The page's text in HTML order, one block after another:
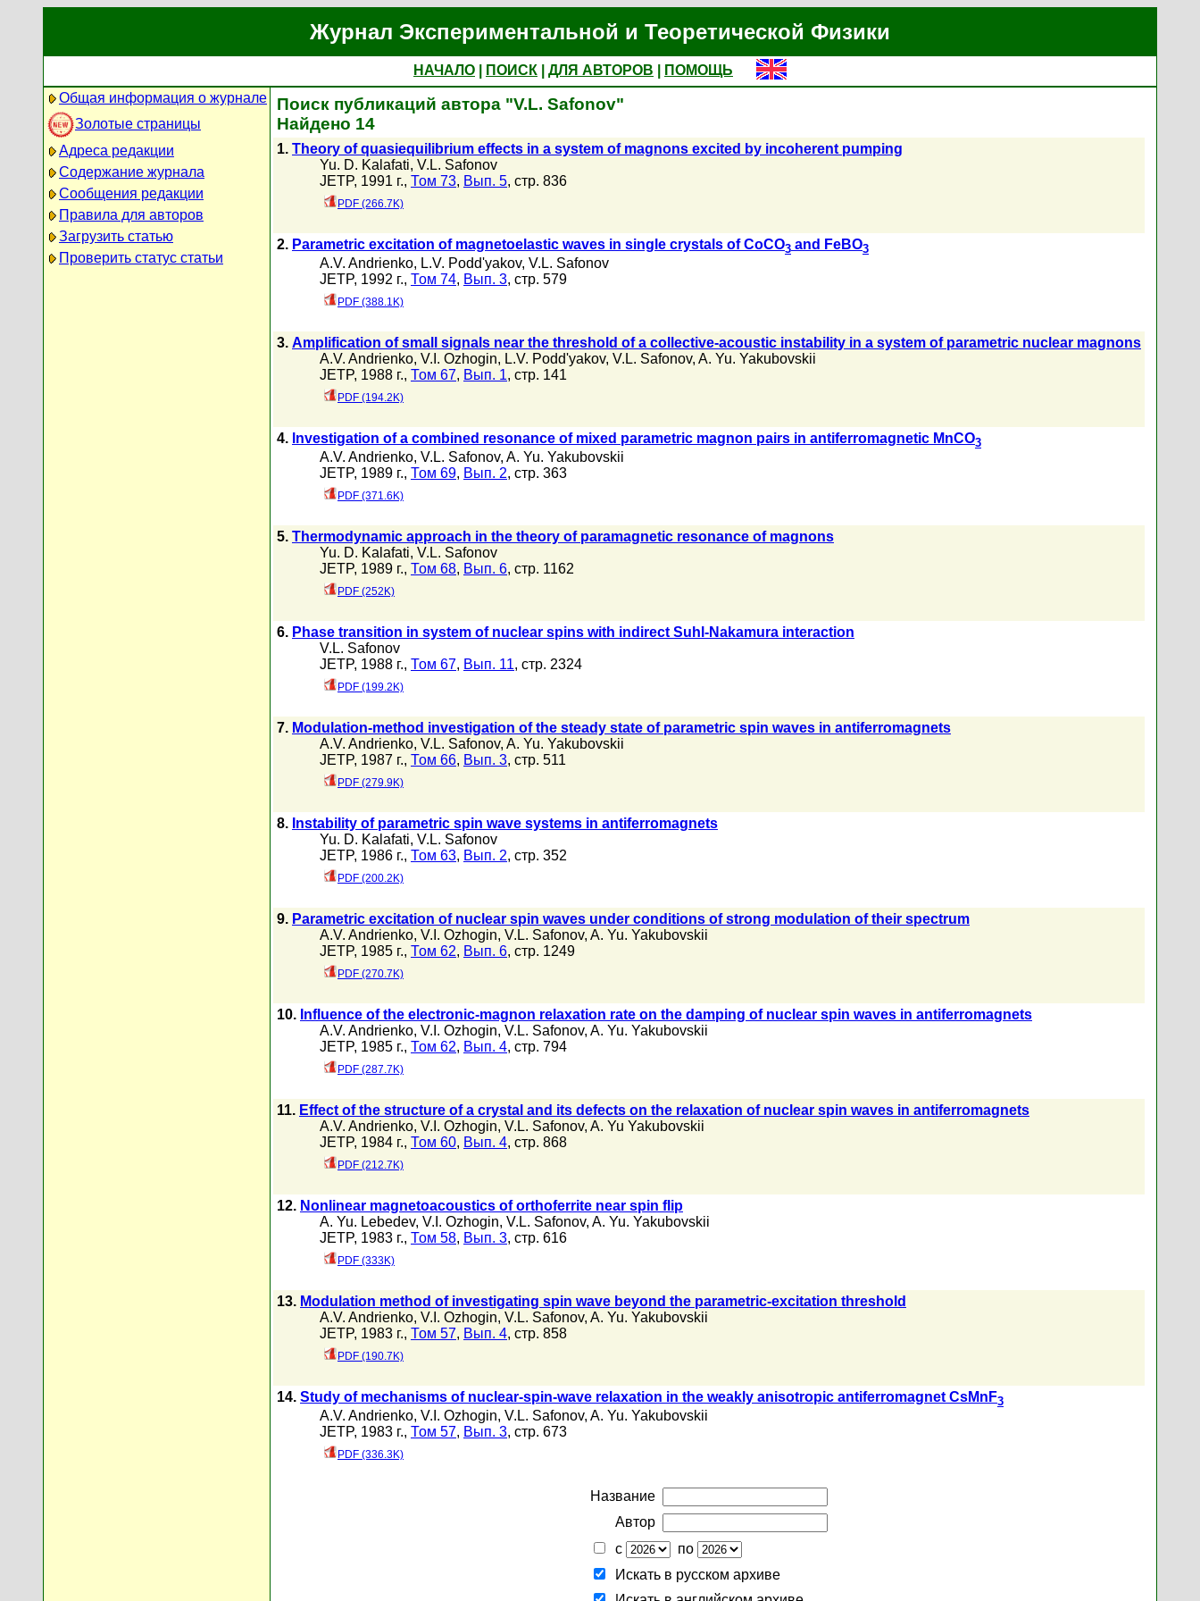
Журнал Экспериментальной и Теоретической Физики
НАЧАЛО ПОИСК ДЛЯ АВТОРОВ
ПОМОЩЬ
Общая информация о журнале
Золотые страницы
Адреса редакции
Содержание журнала
Сообщения редакции
Правила для авторов
Загрузить статью
Проверить статус статьи
Поиск публикаций автора "V.L. Safonov"
Найдено 14
1. Theory of quasiequilibrium effects in a system of magnons excited by incoherent pumping
Yu. D. Kalafati, V.L. Safonov
JETP, 1991 г., Том 73, Вып. 5, стр. 836
PDF (266.7K)
2. Parametric excitation of magnetoelastic waves in single crystals of CoCO3 and FeBO3
A.V. Andrienko, L.V. Podd'yakov, V.L. Safonov
JETP, 1992 г., Том 74, Вып. 3, стр. 579
PDF (388.1K)
3. Amplification of small signals near the threshold of a collective-acoustic instability in a system of parametric nuclear magnons
A.V. Andrienko, V.I. Ozhogin, L.V. Podd'yakov, V.L. Safonov, A. Yu. Yakubovskii
JETP, 1988 г., Том 67, Вып. 1, стр. 141
PDF (194.2K)
4. lnvestigation of a combined resonance of mixed parametric magnon pairs in antiferromagnetic MnCO3
A.V. Andrienko, V.L. Safonov, A. Yu. Yakubovskii
JETP, 1989 г., Том 69, Вып. 2, стр. 363
PDF (371.6K)
5. Thermodynamic approach in the theory of paramagnetic resonance of magnons
Yu. D. Kalafati, V.L. Safonov
JETP, 1989 г., Том 68, Вып. 6, стр. 1162
PDF (252K)
6. Phase transition in system of nuclear spins with indirect Suhl-Nakamura interaction
V.L. Safonov
JETP, 1988 г., Том 67, Вып. 11, стр. 2324
PDF (199.2K)
7. Modulation-method investigation of the steady state of parametric spin waves in antiferromagnets
A.V. Andrienko, V.L. Safonov, A. Yu. Yakubovskii
JETP, 1987 г., Том 66, Вып. 3, стр. 511
PDF (279.9K)
8. Instability of parametric spin wave systems in antiferromagnets
Yu. D. Kalafati, V.L. Safonov
JETP, 1986 г., Том 63, Вып. 2, стр. 352
PDF (200.2K)
9. Parametric excitation of nuclear spin waves under conditions of strong modulation of their spectrum
A.V. Andrienko, V.I. Ozhogin, V.L. Safonov, A. Yu. Yakubovskii
JETP, 1985 г., Том 62, Вып. 6, стр. 1249
PDF (270.7K)
10. Influence of the electronic-magnon relaxation rate on the damping of nuclear spin waves in antiferromagnets
A.V. Andrienko, V.I. Ozhogin, V.L. Safonov, A. Yu. Yakubovskii
JETP, 1985 г., Том 62, Вып. 4, стр. 794
PDF (287.7K)
11. Effect of the structure of a crystal and its defects on the relaxation of nuclear spin waves in antiferromagnets
A.V. Andrienko, V.I. Ozhogin, V.L. Safonov, A. Yu Yakubovskii
JETP, 1984 г., Том 60, Вып. 4, стр. 868
PDF (212.7K)
12. Nonlinear magnetoacoustics of orthoferrite near spin flip
A. Yu. Lebedev, V.I. Ozhogin, V.L. Safonov, A. Yu. Yakubovskii
JETP, 1983 г., Том 58, Вып. 3, стр. 616
PDF (333K)
13. Modulation method of investigating spin wave beyond the parametric-excitation threshold
A.V. Andrienko, V.I. Ozhogin, V.L. Safonov, A. Yu. Yakubovskii
JETP, 1983 г., Том 57, Вып. 4, стр. 858
PDF (190.7K)
14. Study of mechanisms of nuclear-spin-wave relaxation in the weakly anisotropic antiferromagnet CsMnF3
A.V. Andrienko, V.I. Ozhogin, V.L. Safonov, A. Yu. Yakubovskii
JETP, 1983 г., Том 57, Вып. 3, стр. 673
PDF (336.3K)
Название
Автор
с
по
Искать в русском архиве